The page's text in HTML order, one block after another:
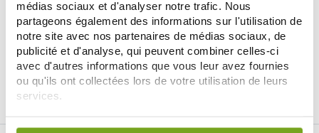
médias sociaux et d'analyser notre trafic. Nous
partageons également des informations sur l'utilisation de
notre site avec nos partenaires de médias sociaux, de
publicité et d'analyse, qui peuvent combiner celles-ci
avec d'autres informations que vous leur avez fournies
ou qu'ils ont collectées lors de votre utilisation de leurs
services.
Votre choix de consentement est conservé pendant une
Je souhaite m'inscrire à la newsletter
Facebook